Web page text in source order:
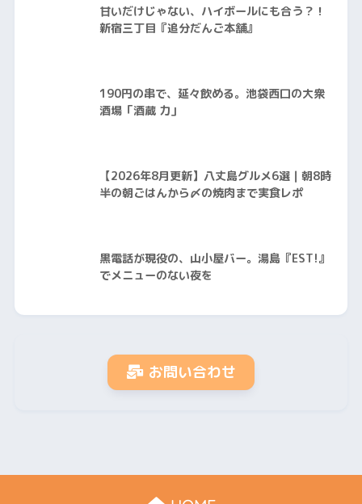
甘いだけじゃない、ハイボールにも合う？！
新宿三丁目『追分だんご本舗』
190円の串で、延々飲める。池袋西口の大衆
酒場「酒蔵 力」
【2026年8月更新】八丈島グルメ6選｜朝8時
半の朝ごはんから〆の焼肉まで実食レポ
黒電話が現役の、山小屋バー。湯島『EST!』
でメニューのない夜を
お問い合わせ